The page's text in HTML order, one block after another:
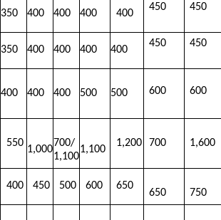
350 400 400 400 400
450 450
350 400 400 400 400
450 450
400 400 400 500 500 600 600
550
1,000
700/
1,100
1,100
1,200 700 1,600
400 450 500 600 650
650 750